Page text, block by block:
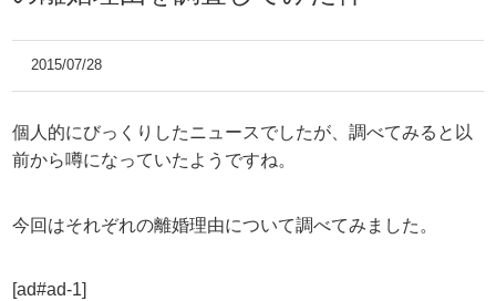
2015/07/28
個人的にびっくりしたニュースでしたが、調べてみると以
前から噂になっていたようですね。
今回はそれぞれの離婚理由について調べてみました。
[ad#ad-1]